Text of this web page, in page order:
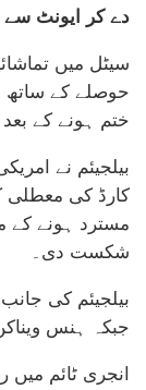
دے کر ایونٹ سے
سیٹل میں
حوصلے کے ساتھ
ختم ہونے کے
بیلجیئم نے
کارڈ کی معطلی
مسترد ہونے کے
شکست دی۔
جبکہ ہنس ویناکن نے 57 ویں منٹ میں
انجری ٹائم میں